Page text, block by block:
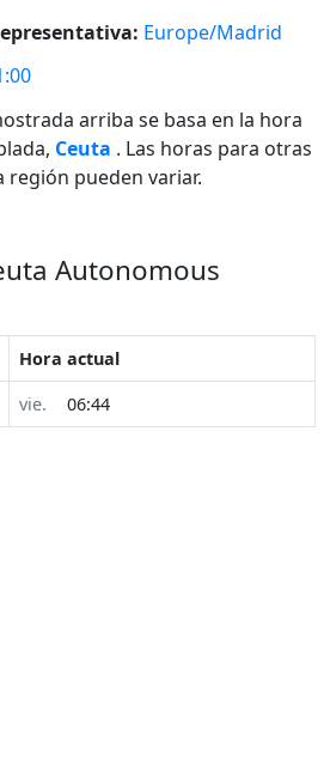
Europe/Madrid
arriba se basa en la hora
Ceuta . Las horas para otras
región pueden variar.
Autonomous
Hora actual
vie. 06:44